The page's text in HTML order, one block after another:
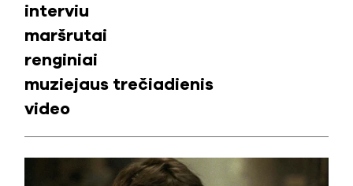
interviu
maršrutai
renginiai
muziejaus trečiadienis
video